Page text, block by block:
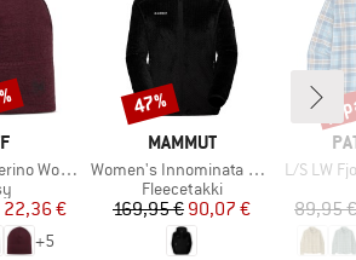
Wool Hat
hinta
22,36 €
+5
MERKKI
MAMMUT
Tuote
Women's Innominata Midlayer Hooded Jacket
Tuoteryhmä
Fleecetakki
Hinta
169,95 €Alennettu hinta
90,07 €
Alennus
47%
Tuote
L/S LW
89,95 €